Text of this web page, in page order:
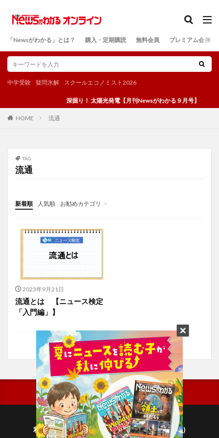
「Newsがわかる」とは？ 購入・定期購読 無料会員 プレミアム会員
中学受験 疑問氷解 スクールエコノミスト2026
深掘り！ 太陽光発電【月刊Newsがわかる９月号】
HOME 流通
TAG
流通
新着順 人気順
お勧めカテゴリ
投稿
学び
マンガ
電子書籍
2023年9月21日
流通とは 【ニュース検定
「入門編」】
利用規約
プライバシーポリシー(毎日新聞出版)
検索